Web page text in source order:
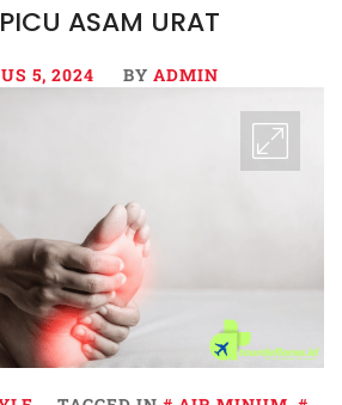
ASAM URAT
5, 2024 BY ADMIN